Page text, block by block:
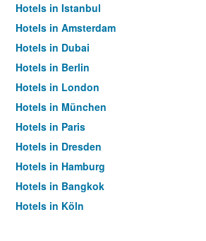
Hotels in Istanbul
Hotels in Amsterdam
Hotels in Dubai
Hotels in Berlin
Hotels in London
Hotels in München
Hotels in Paris
Hotels in Dresden
Hotels in Hamburg
Hotels in Bangkok
Hotels in Köln